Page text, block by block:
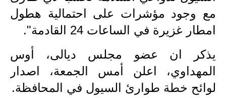
المرحلة الاعدادية
كتب مدرسية
المرحلة الابتدائية
المرحلة المتوسطة
مع وجود مؤشرات على احتمالية هطول
امطار غزيرة في الساعات 24 القادمة".
يذكر ان عضو مجلس ديالى، أوس
المهداوي، اعلن أمس الجمعة، اصدار
لوائح خطة طوارئ السيول في المحافظة.